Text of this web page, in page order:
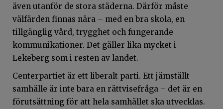
även utanför de stora städerna. Därför måste
välfärden finnas nära – med en bra skola, en
tillgänglig vård, trygghet och fungerande
kommunikationer. Det gäller lika mycket i
Lekeberg som i resten av landet.
Centerpartiet är ett liberalt parti. Ett jämställt
samhälle är inte bara en rättvisefråga – det är en
förutsättning för att hela samhället ska utvecklas.